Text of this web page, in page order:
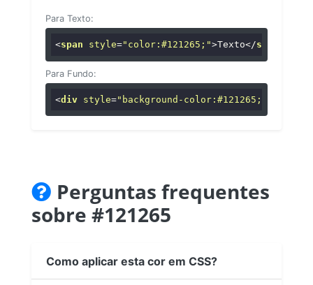
Para Texto:
<span style="color:#121265;">Texto</span
Para Fundo:
<div style="background-color:#121265;"
Perguntas frequentes
sobre #121265
Como aplicar esta cor em CSS?